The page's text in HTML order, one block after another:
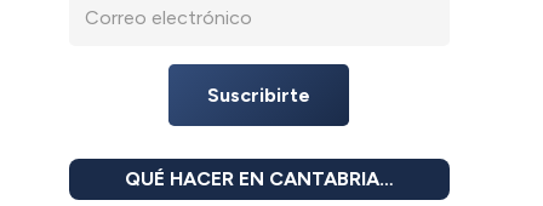
Suscribirte
QUÉ HACER EN CANTABRIA…